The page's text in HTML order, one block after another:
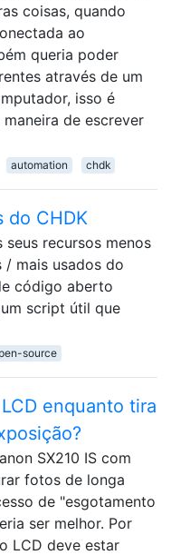
coisas, quando
ao
queria poder
através de um
isso é
de escrever
automation chdk
do CHDK
seus recursos menos
mais usados ​​do
código aberto
script útil que
source
enquanto tira
SX210 IS com
fotos de longa
de "esgotamento
ser melhor. Por
LCD deve estar